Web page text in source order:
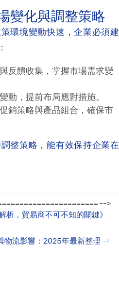
變化與調整策略
環境變動快速，企業必須建
反饋收集，掌握市場需求變
動，提前布局應對措施。
銷策略與產品組合，確保市
整策略，能有效保持企業在
-->
析，貿易商不可不知的關鍵》
物流影響：2025年最新整理 ⇒